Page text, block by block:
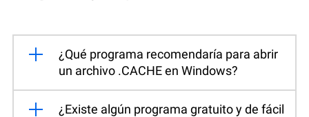
¿Qué programa recomendaría para abrir
un archivo .CACHE en Windows?
¿Existe algún programa gratuito y de fácil